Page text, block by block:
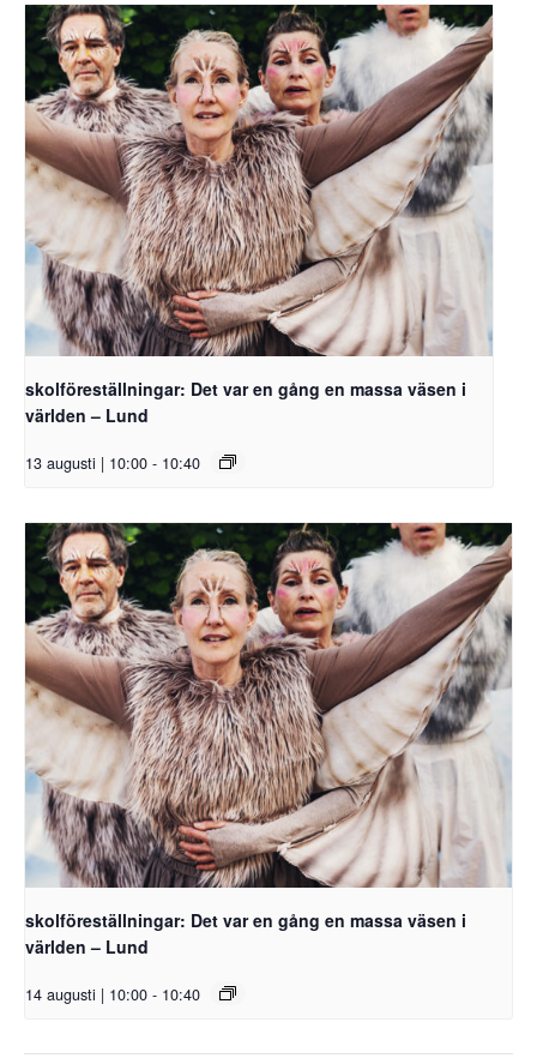
skolföreställningar: Det var en gång en massa väsen i
världen – Lund
13 augusti | 10:00 - 10:40
skolföreställningar: Det var en gång en massa väsen i
världen – Lund
14 augusti | 10:00 - 10:40